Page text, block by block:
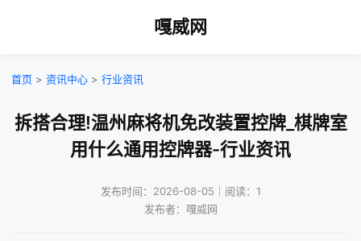
嘎威网
首页 > 资讯中心 > 行业资讯
拆搭合理!温州麻将机免改装置控牌_棋牌室
用什么通用控牌器-行业资讯
发布时间：2026-08-05｜阅读：1
发布者：嘎威网